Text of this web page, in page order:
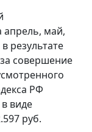
апрель, май,
результате
совершение
РФ
виде
руб.